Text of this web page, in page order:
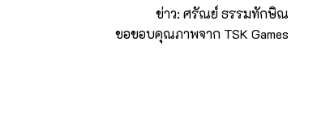
ข่าว: ศรัณย์ ธรรมทักษิณ
ขอขอบคุณภาพจาก TSK Games